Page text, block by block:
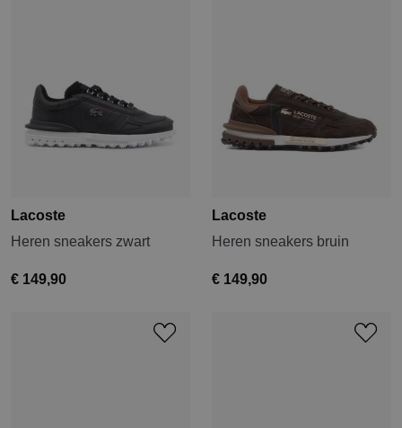
Lacoste
Heren sneakers zwart
€ 149,90
Lacoste
Heren sneakers bruin
€ 149,90